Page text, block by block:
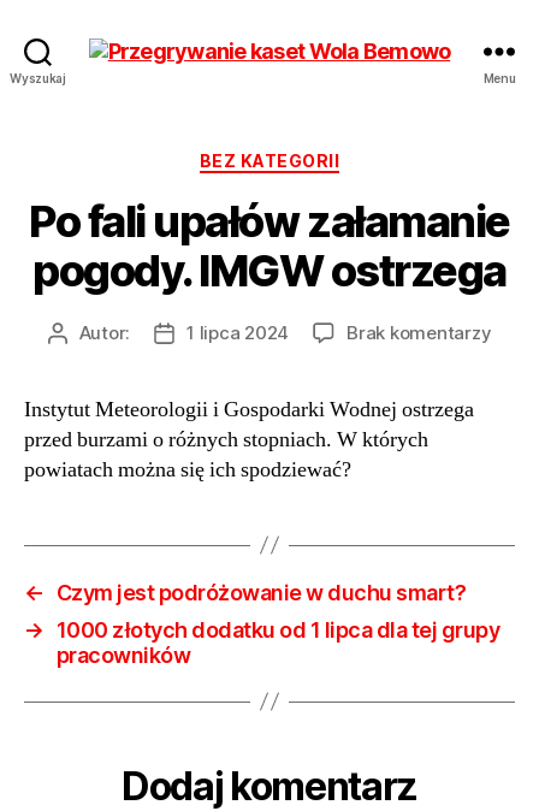
Wyszukaj
Wola
od
17
zł
Hurt
Menu
Kategorie
BEZ KATEGORII
Po fali upałów załamanie
pogody. IMGW ostrzega
AutorAutor:
Data1 lipca 2024 Brak komentarzydo
Instytut Meteorologii i Gospodarki Wodnej ostrzega
przed burzami o różnych stopniach. W których
powiatach można się ich spodziewać?
←
Czym jest podróżowanie w duchu smart?
→
1000 złotych dodatku od 1 lipca dla tej grupy
pracowników
Dodaj komentarz